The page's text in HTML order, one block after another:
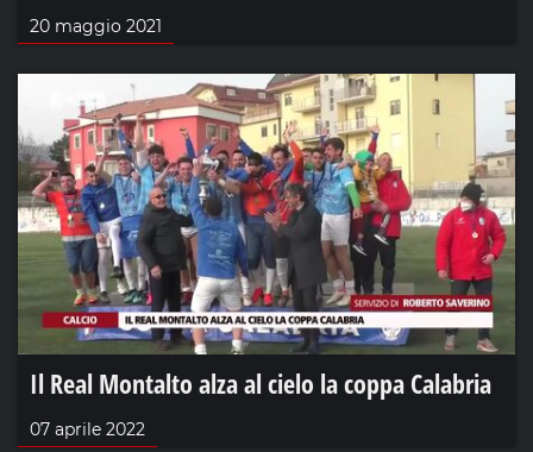
20 maggio 2021
Il Real Montalto alza al cielo la coppa Calabria
07 aprile 2022